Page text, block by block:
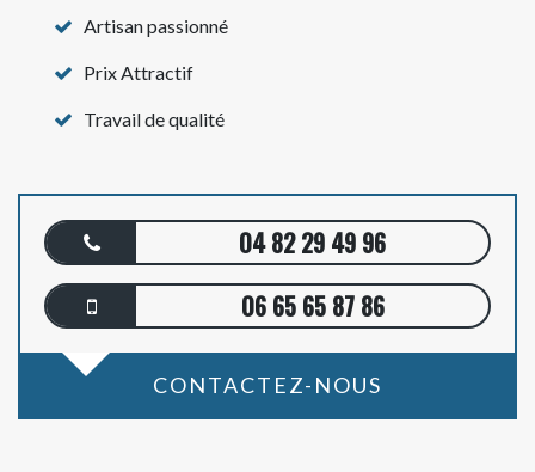
Artisan passionné
Prix Attractif
Travail de qualité
04 82 29 49 96
06 65 65 87 86
CONTACTEZ-NOUS